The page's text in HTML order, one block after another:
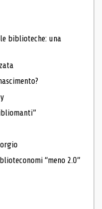
biblioteche: una
“meno 2.0”